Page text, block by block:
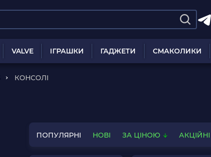
VALVE ІГРАШКИ ГАДЖЕТИ СМАКОЛИКИ
КОНСОЛІ
ПОПУЛЯРНІ НОВІ ЗА ЦІНОЮ АКЦІЙНІ